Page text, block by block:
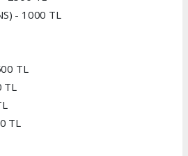
- 1000 TL
TL
TL